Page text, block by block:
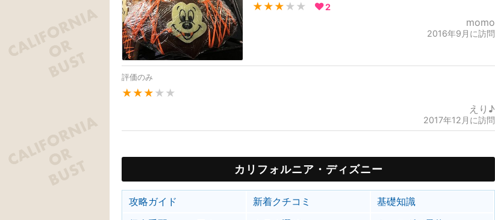
★★★ ★★ 2
momo
2016年9月に訪問
評価のみ
★★★ ★★
えり♪
2017年12月に訪問
カリフォルニア・ディズニー
攻略ガイド 新着クチコミ
基礎知識